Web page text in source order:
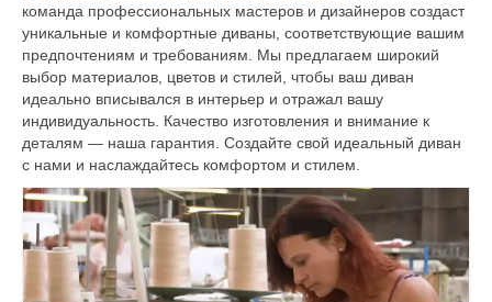
Вопросы-ответы
Контакты
RU
команда профессиональных мастеров и дизайнеров создаст
уникальные и комфортные диваны, соответствующие вашим
предпочтениям и требованиям. Мы предлагаем широкий
выбор материалов, цветов и стилей, чтобы ваш диван
идеально вписывался в интерьер и отражал вашу
индивидуальность. Качество изготовления и внимание к
деталям — наша гарантия. Создайте свой идеальный диван
с нами и наслаждайтесь комфортом и стилем.